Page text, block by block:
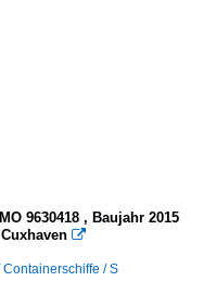
9630418 , Baujahr 2015

Containerschiffe / S